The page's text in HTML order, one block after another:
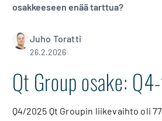
osakkeeseen enää tarttua?
Juho Toratti
26.2.2026
Qt Group osake:
Q4/2025 Qt Groupin liikevaihto oli